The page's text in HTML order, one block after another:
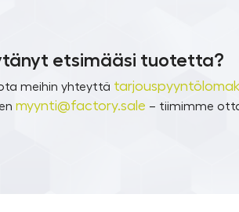
etsimääsi tuotetta?
meihin yhteyttä
myynti@factory.sale – tiimimme